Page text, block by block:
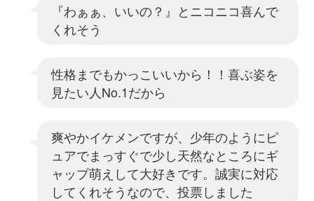
『わぁぁ、いいの？』とニコニコ喜んで
くれそう
性格までもかっこいいから！！喜ぶ姿を
見たい人No.1だから
爽やかイケメンですが、少年のようにピ
ュアでまっすぐで少し天然なところにギ
ャップ萌えして大好きです。誠実に対応
してくれそうなので、投票しました